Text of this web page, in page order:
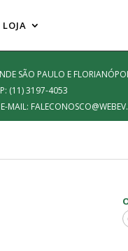
LOJA
SÃO PAULO E
(11) 3197-4053
MAIL: